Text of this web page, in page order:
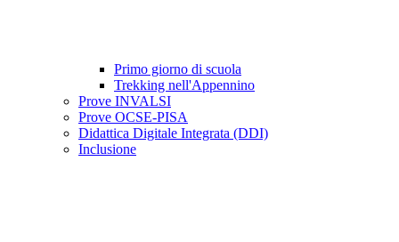
Primo giorno di scuola
Trekking nell'Appennino
Prove INVALSI
Prove OCSE-PISA
Didattica Digitale Integrata (DDI)
Inclusione